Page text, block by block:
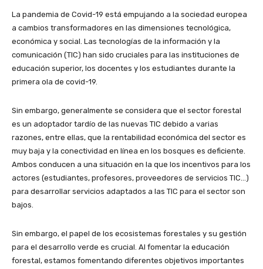
La pandemia de Covid-19 está empujando a la sociedad europea
a cambios transformadores en las dimensiones tecnológica,
económica y social. Las tecnologías de la información y la
comunicación (TIC) han sido cruciales para las instituciones de
educación superior, los docentes y los estudiantes durante la
primera ola de covid-19.
Sin embargo, generalmente se considera que el sector forestal
es un adoptador tardío de las nuevas TIC debido a varias
razones, entre ellas, que la rentabilidad económica del sector es
muy baja y la conectividad en línea en los bosques es deficiente.
Ambos conducen a una situación en la que los incentivos para los
actores (estudiantes, profesores, proveedores de servicios TIC…)
para desarrollar servicios adaptados a las TIC para el sector son
bajos.
Sin embargo, el papel de los ecosistemas forestales y su gestión
para el desarrollo verde es crucial. Al fomentar la educación
forestal, estamos fomentando diferentes objetivos importantes